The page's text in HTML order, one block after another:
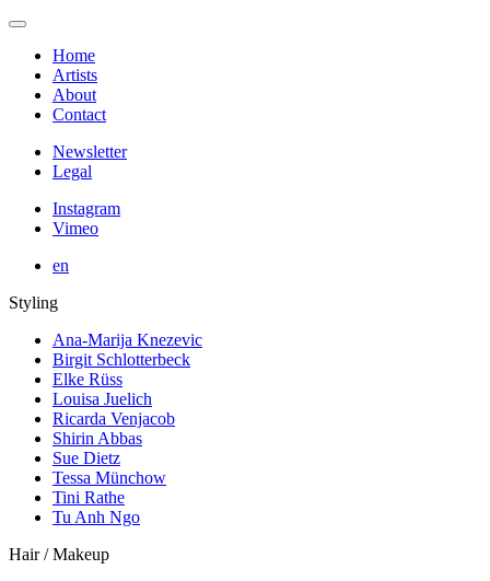
Home
Artists
About
Contact
Newsletter
Legal
Instagram
Vimeo
en
Styling
Ana-Marija Knezevic
Birgit Schlotterbeck
Elke Rüss
Louisa Juelich
Ricarda Venjacob
Shirin Abbas
Sue Dietz
Tessa Münchow
Tini Rathe
Tu Anh Ngo
Hair / Makeup